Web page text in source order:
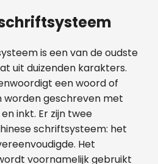
is een van de oudste
uit duizenden karakters.
een woord of
geschreven met
inkt. Er zijn twee
schriftsysteem: het
Het
voornamelijk gebruikt